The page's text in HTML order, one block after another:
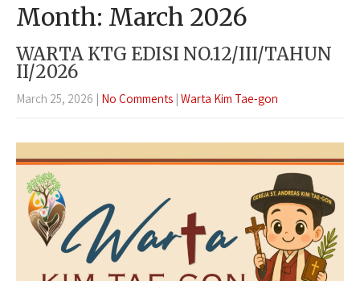
Month: March 2026
WARTA KTG EDISI NO.12/III/TAHUN
II/2026
March 25, 2026 | No Comments | Warta Kim Tae-gon